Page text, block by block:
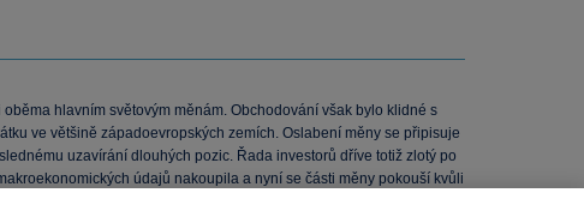
hlavním světovým měnám. Obchodování však bylo klidné s
ve většině západoevropských zemích. Oslabení měny se připisuje
uzavírání dlouhých pozic. Řada investorů dříve totiž zlotý po
údajů nakoupila a nyní se části měny pokouší kvůli